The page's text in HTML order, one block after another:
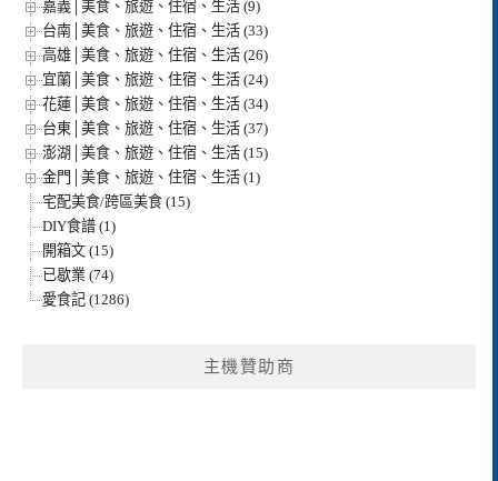
嘉義│美食、旅遊、住宿、生活 (9)
台南│美食、旅遊、住宿、生活 (33)
高雄│美食、旅遊、住宿、生活 (26)
宜蘭│美食、旅遊、住宿、生活 (24)
花蓮│美食、旅遊、住宿、生活 (34)
台東│美食、旅遊、住宿、生活 (37)
澎湖│美食、旅遊、住宿、生活 (15)
金門│美食、旅遊、住宿、生活 (1)
宅配美食/跨區美食 (15)
DIY食譜 (1)
開箱文 (15)
已歇業 (74)
愛食記 (1286)
主機贊助商